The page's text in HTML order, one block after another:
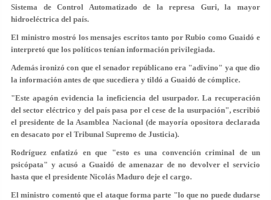
Sistema de Control Automatizado de la represa Guri, la mayor
hidroeléctrica del país.
El ministro mostró los mensajes escritos tanto por Rubio como Guaidó e
interpretó que los políticos tenían información privilegiada.
Además ironizó con que el senador repúblicano era "adivino" ya que dio
la información antes de que sucediera y tildó a Guaidó de cómplice.
"Este apagón evidencia la ineficiencia del usurpador. La recuperación
del sector eléctrico y del país pasa por el cese de la usurpación", escribió
el presidente de la Asamblea Nacional (de mayoría opositora declarada
en desacato por el Tribunal Supremo de Justicia).
Rodríguez enfatizó en que "esto es una convención criminal de un
psicópata" y acusó a Guaidó de amenazar de no devolver el servicio
hasta que el presidente Nicolás Maduro deje el cargo.
El ministro comentó que el ataque forma parte "lo que no puede dudarse